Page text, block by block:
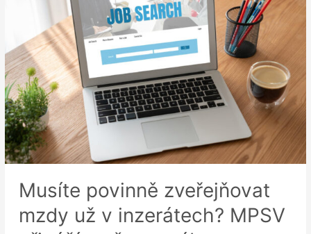
Musíte povinně zveřejňovat
mzdy už v inzerátech? MPSV